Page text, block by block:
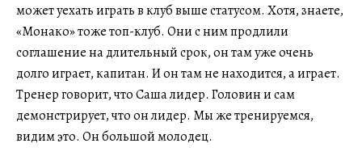
может уехать играть в клуб выше статусом. Хотя, знаете,
«Монако» тоже топ-клуб. Они с ним продлили
соглашение на длительный срок, он там уже очень
долго играет, капитан. И он там не находится, а играет.
Тренер говорит, что Саша лидер. Головин и сам
демонстрирует, что он лидер. Мы же тренируемся,
видим это. Он большой молодец.